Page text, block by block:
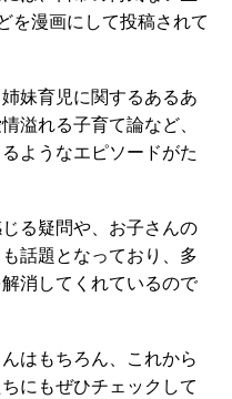
を漫画にして投稿されて
妹育児に関するあるあ
溢れる子育て論など、
ようなエピソードがた
る疑問や、お子さんの
話題となっており、多
消してくれているので
はもちろん、これから
にもぜひチェックして